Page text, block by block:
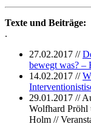
Texte und Beiträge:
.
27.02.2017 //
bewegt was? –
14.02.2017 //
29.01.2017 //
Wolfhard Pröhl
Holm //